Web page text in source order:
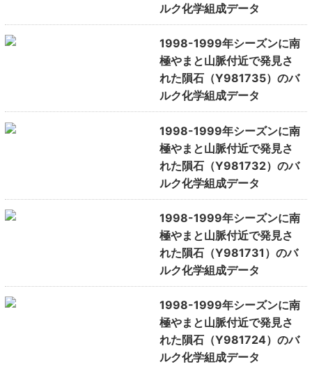
ルク化学組成データ
1998-1999年シーズンに南
極やまと山脈付近で発見さ
れた隕石（Y981735）のバ
ルク化学組成データ
1998-1999年シーズンに南
極やまと山脈付近で発見さ
れた隕石（Y981732）のバ
ルク化学組成データ
1998-1999年シーズンに南
極やまと山脈付近で発見さ
れた隕石（Y981731）のバ
ルク化学組成データ
1998-1999年シーズンに南
極やまと山脈付近で発見さ
れた隕石（Y981724）のバ
ルク化学組成データ